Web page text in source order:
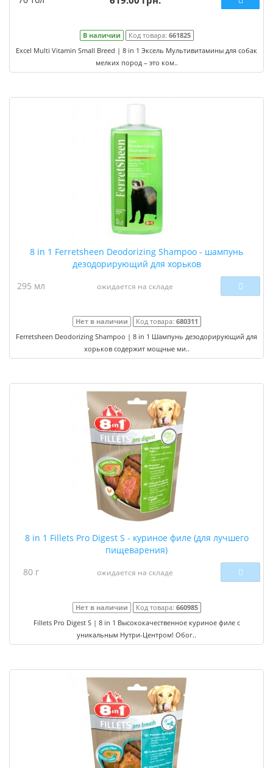
В наличии Код товара: 661825
Excel Multi Vitamin Small Breed | 8 in 1 Эксель Мультивитамины для собак
мелких пород – это ком..
8 in 1 Ferretsheen Deodorizing Shampoo - шампунь
дезодорирующий для хорьков
295 мл
ожидается на складе
Нет в наличии Код товара: 680311
Ferretsheen Deodorizing Shampoo | 8 in 1 Шампунь дезодорирующий для
хорьков содержит мощные ми..
8 in 1 Fillets Pro Digest S - куриное филе (для лучшего
пищеварения)
80 г
ожидается на складе
Нет в наличии Код товара: 660985
Fillets Pro Digest S | 8 in 1 Высококачественное куриное филе с
уникальным Нутри-Центром! Обог..